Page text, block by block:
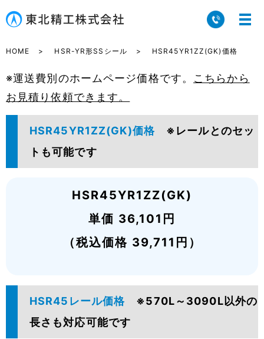
HOME HSR-YR形SSシール HSR45YR1ZZ(GK)価格
※運送費別のホームページ価格です。 こちらから
お見積り依頼できます。
HSR45YR1ZZ(GK)価格 ※レールとのセッ
トも可能です
HSR45YR1ZZ(GK)
単価 36,101円
（税込価格 39,711円）
HSR45レール価格 ※570L～3090L以外の
長さも対応可能です